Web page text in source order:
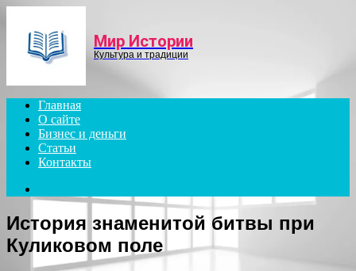
Мир Истории
Культура и традиции
Главная
О сайте
Бизнес и деньги
Статьи
Контакты
for
История знаменитой битвы при
Куликовом поле